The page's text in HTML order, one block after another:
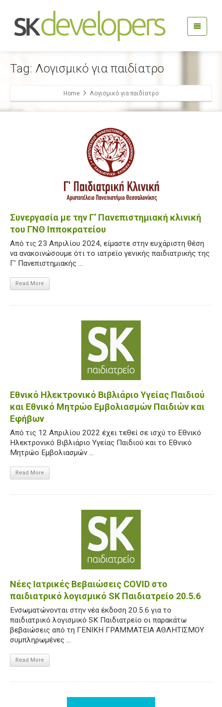
Tag: Λογισμικό για παιδίατρο
Home Λογισμικό για παιδίατρο
Συνεργασία με την Γ’ Πανεπιστημιακή κλινική
του ΓΝΘ Ιπποκρατείου
Από τις 23 Απριλίου 2024, είμαστε στην ευχάριστη θέση
να ανακοινώσουμε ότι το ιατρείο γενικής παιδιατρικής της
Γ’ Πανεπιστημιακής ...
Read More
Εθνικό Ηλεκτρονικό Βιβλιάριο Υγείας Παιδιού
και Εθνικό Μητρώο Εμβολιασμών Παιδιών και
Εφήβων
Από τις 12 Απριλίου 2022 έχει τεθεί σε ισχύ το Εθνικό
Ηλεκτρονικό Βιβλιάριο Υγείας Παιδιού και το Εθνικό
Μητρώο Εμβολιασμών ...
Read More
Νέες Ιατρικές Βεβαιώσεις COVID στο
παιδιατρικό λογισμικό SK Παιδιατρείο 20.5.6
Ενσωματώνονται στην νέα έκδοση 20.5.6 για το
παιδιατρικό λογισμικό SK Παιδιατρείο οι παρακάτω
βεβαιώσεις από τη ΓΕΝΙΚΗ ΓΡΑΜΜΑΤΕΙΑ ΑΘΛΗΤΙΣΜΟΥ
συμπληρωμένες ...
Read More